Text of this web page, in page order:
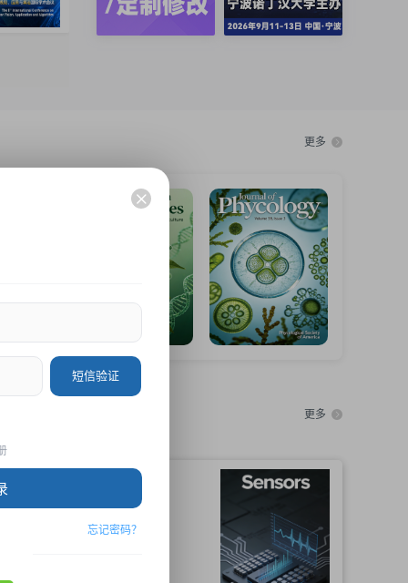
短信验证
忘记密码？
更多
更多
化学-分析化学, 仪器仪表